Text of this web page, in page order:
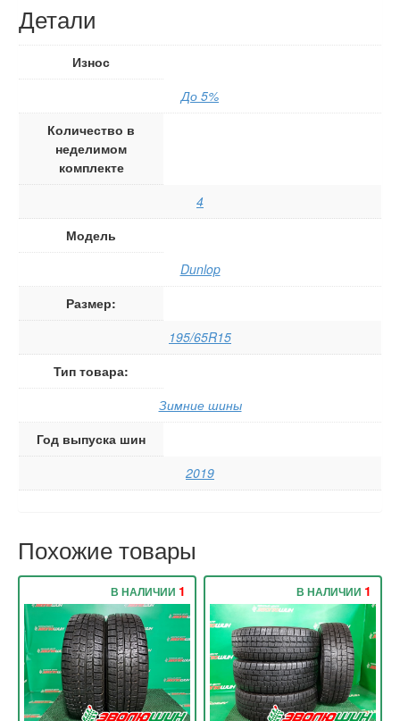
Детали
Износ
До 5%
Количество в
неделимом
комплекте
4
Модель
Dunlop
Размер:
195/65R15
Тип товара:
Зимние шины
Год выпуска шин
2019
Похожие товары
В НАЛИЧИИ 1 В НАЛИЧИИ 1